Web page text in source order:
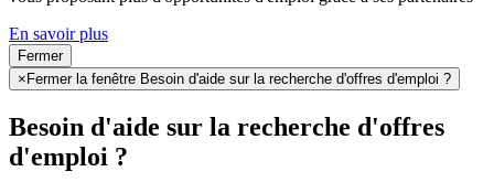
En savoir plus
Fermer
× Fermer la fenêtre Besoin d'aide sur la recherche d'offres d'emploi ?
Besoin d'aide sur la recherche d'offres
d'emploi ?